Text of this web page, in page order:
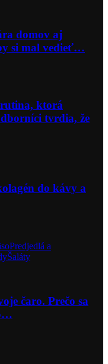
domov aj
si mal vedieť…
ktorá
tvrdia, že
do kávy a
Predjedlá a
Šaláty
čaro. Prečo sa